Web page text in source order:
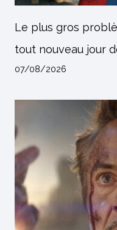
Le plus gros
tout nouveau jour
07/08/2026